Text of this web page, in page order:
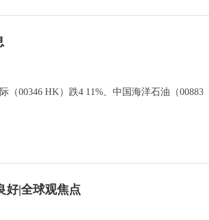
（00346 HK）跌4 11%、中国海洋石油（00883
好|全球观焦点